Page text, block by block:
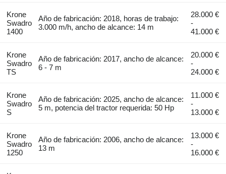
Krone
Swadro
1400
Año de fabricación: 2018, horas de trabajo:
3.000 m/h, ancho de alcance: 14 m
28.000 €
-
41.000 €
Krone
Swadro
TS
Año de fabricación: 2017, ancho de alcance:
6 - 7 m
20.000 €
-
24.000 €
Krone
Swadro
S
Año de fabricación: 2025, ancho de alcance:
5 m, potencia del tractor requerida: 50 Hp
11.000 €
-
13.000 €
Krone
Swadro
1250
Año de fabricación: 2006, ancho de alcance:
13 m
13.000 €
-
16.000 €